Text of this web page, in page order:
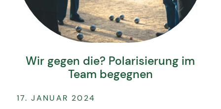
Wir gegen die? Polarisierung im
Team begegnen
17. JANUAR 2024